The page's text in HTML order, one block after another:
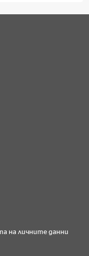
на личните данни